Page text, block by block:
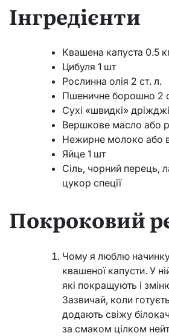
Інгредієнти
Квашена капуста 0.5
Цибуля 1 шт
Рослинна олія 2 ст. л.
Пшеничне борошно 2
Сухі «швидкі»
Вершкове масло або
Нежирне молоко або
Яйце 1 шт
Сіль, чорний перець,
цукор спеції
Покроковий
Чому я люблю
квашеної капусти. У
які покращують і
Зазвичай, коли
додають свіжу
за смаком цілком